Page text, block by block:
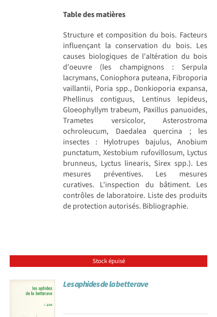
Table des matières
Structure et composition du bois. Facteurs
influençant la conservation du bois. Les
causes biologiques de l'altération du bois
d'oeuvre (les champignons : Serpula
lacrymans, Coniophora puteana, Fibroporia
vaillantii, Poria spp., Donkioporia expansa,
Phellinus contiguus, Lentinus lepideus,
Gloeophyllym trabeum, Paxillus panuoides,
Trametes versicolor, Asterostroma
ochroleucum, Daedalea quercina ; les
insectes : Hylotrupes bajulus, Anobium
punctatum, Xestobium rufovillosum, Lyctus
brunneus, Lyctus linearis, Sirex spp.). Les
mesures préventives. Les mesures
curatives. L'inspection du bâtiment. Les
contrôles de laboratoire. Liste des produits
de protection autorisés. Bibliographie.
Stock épuisé
Les aphides de la betterave